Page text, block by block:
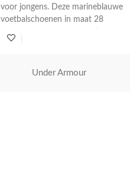
voor jongens. Deze marineblauwe
voetbalschoenen in maat 28
Under Armour